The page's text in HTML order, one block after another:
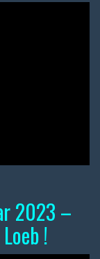
2023 –
!